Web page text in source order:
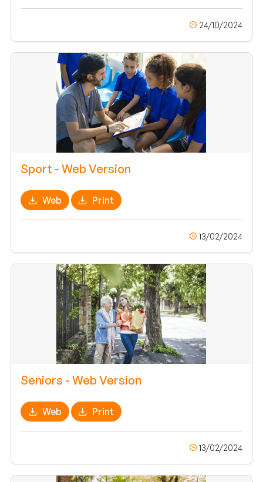
24/10/2024
Sport - Web Version
Web Print
13/02/2024
Seniors - Web Version
Web Print
13/02/2024